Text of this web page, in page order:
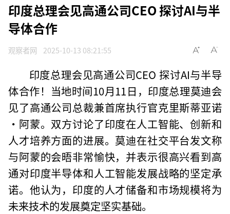
印度总理会见高通公司CEO 探讨AI与半
导体合作
观察者网 2025-10-13 08:21:55
印度总理会见高通公司CEO 探讨AI与半导
体合作！当地时间10月11日，印度总理莫迪会
见了高通公司总裁兼首席执行官克里斯蒂亚诺
·阿蒙。双方讨论了印度在人工智能、创新和
人才培养方面的进展。莫迪在社交平台发文称
与阿蒙的会晤非常愉快，并表示很高兴看到高
通对印度半导体和人工智能发展战略的坚定承
诺。他认为，印度的人才储备和市场规模将为
未来技术的发展奠定坚实基础。